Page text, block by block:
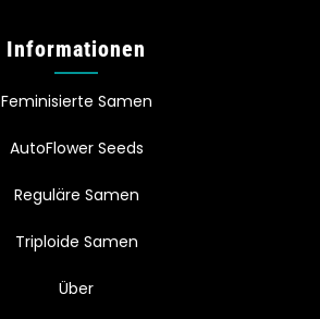
Informationen
Feminisierte Samen
AutoFlower Seeds
Reguläre Samen
Triploide Samen
Über